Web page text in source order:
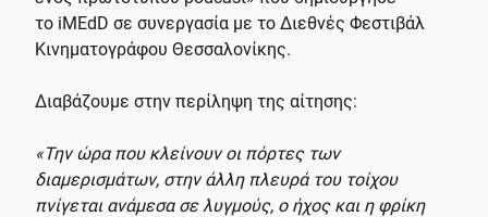
το iMEdD σε συνεργασία με το Διεθνές Φεστιβάλ
Κινηματογράφου Θεσσαλονίκης.
Διαβάζουμε στην περίληψη της αίτησης:
«Την ώρα που κλείνουν οι πόρτες των
διαμερισμάτων, στην άλλη πλευρά του τοίχου
πνίγεται ανάμεσα σε λυγμούς, ο ήχος και η φρίκη